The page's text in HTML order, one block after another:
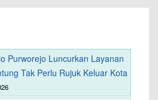
Purworejo Luncurkan Layanan
Tak Perlu Rujuk Keluar Kota